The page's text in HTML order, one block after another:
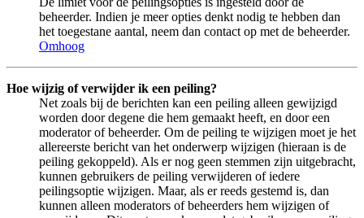
beheerder. Indien je meer opties denkt nodig te hebben dan
het toegestane aantal, neem dan contact op met de beheerder.
Omhoog
Hoe wijzig of verwijder ik een peiling?
Net zoals bij de berichten kan een peiling alleen gewijzigd
worden door degene die hem gemaakt heeft, en door een
moderator of beheerder. Om de peiling te wijzigen moet je het
allereerste bericht van het onderwerp wijzigen (hieraan is de
peiling gekoppeld). Als er nog geen stemmen zijn uitgebracht,
kunnen gebruikers de peiling verwijderen of iedere
peilingsoptie wijzigen. Maar, als er reeds gestemd is, dan
kunnen alleen moderators of beheerders hem wijzigen of